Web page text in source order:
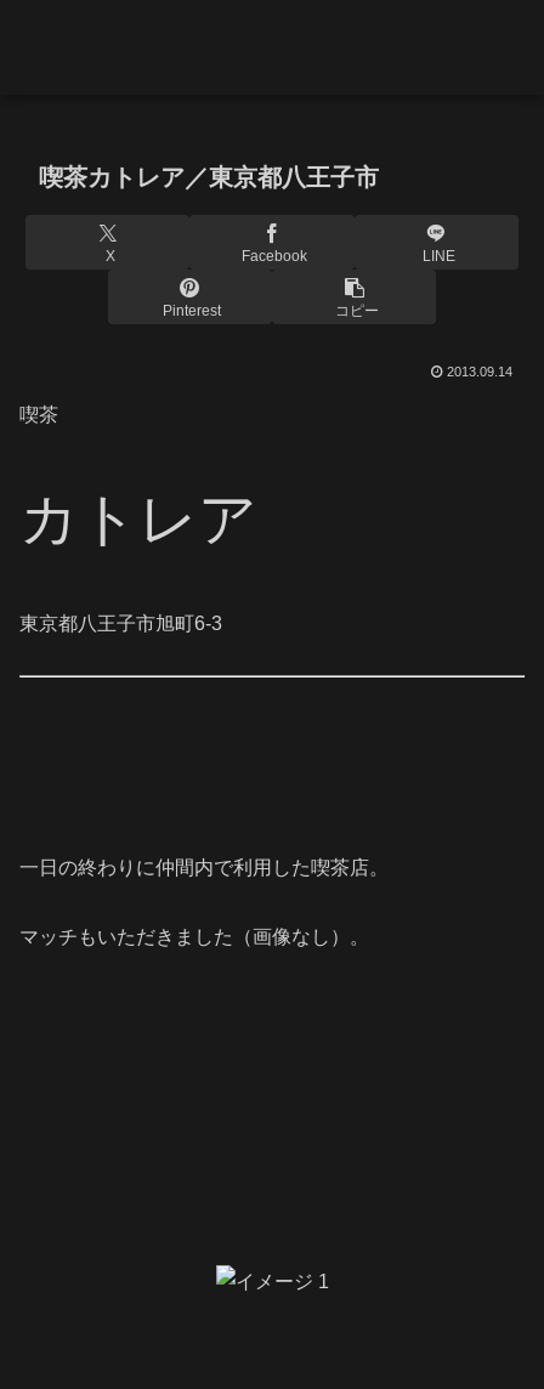
喫茶カトレア／東京都八王子市
X Facebook LINE
Pinterest コピー
2013.09.14
喫茶
カトレア
東京都八王子市旭町6-3
一日の終わりに仲間内で利用した喫茶店。
マッチもいただきました（画像なし）。